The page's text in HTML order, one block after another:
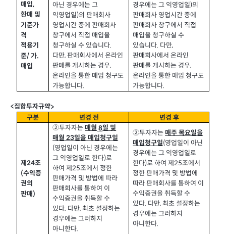
매입,
환매 및
기준가
격
적용기
준/가.
매입
아닌 경우에는 그
익영업일)의 판매회사
영업시간 중에 판매회사
창구에서 직접 매입을
청구하실 수 있습니다.
다만,판매회사에서 온라인
판매를 개시하는 경우,
온라인을 통한 매입 청구도
가능합니다.
경우에는 그 익영업일)의
판매회사 영업시간 중에
판매회사 창구에서 직접
매입을 청구하실 수
있습니다. 다만,
판매회사에서 온라인
판매를 개시하는 경우,
온라인을 통한 매입 청구도
가능합니다.
<집합투자규약>
구분
변경 전 변경 후
제24조
(수익증
권의
판매)
②투자자는 매월 8일 및
매월 23일을 매입청구일
(영업일이 아닌 경우에는
그 익영업일로 한다)로
하여 제25조에서 정한
판매가격 및 방법에 따라
판매회사를 통하여 이
수익증권을 취득할 수
있다. 다만, 최초 설정하는
경우에는 그러하지
아니한다.
②투자자는 매주 목요일을
매입청구일(영업일이 아닌
경우에는 그 익영업일로
한다)로 하여 제25조에서
정한 판매가격 및 방법에
따라 판매회사를 통하여 이
수익증권을 취득할 수
있다. 다만, 최초 설정하는
경우에는 그러하지
아니한다.